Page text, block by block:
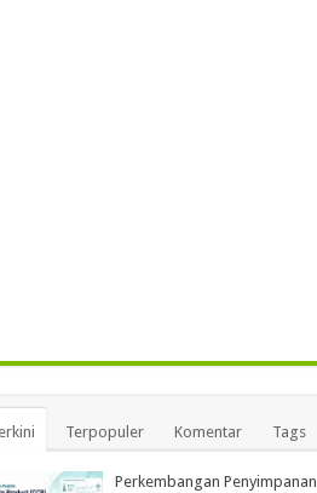
Terpopuler Komentar Tags
Perkembangan Penyimpanan